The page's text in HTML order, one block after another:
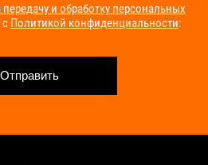
и обработку персональных
с Политикой конфиденциальности:
Отправить